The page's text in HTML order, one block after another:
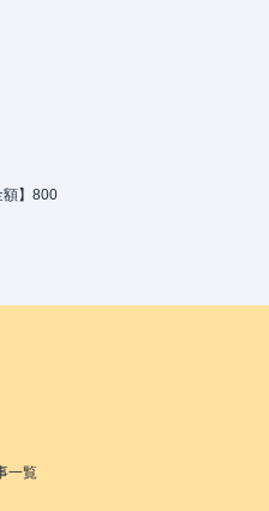
額】800
一覧